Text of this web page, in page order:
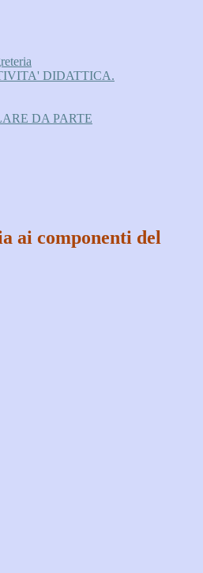
DIDATTICA.
DA PARTE
ai componenti del